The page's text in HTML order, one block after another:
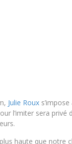
Julie Roux
l’imiter sera privé
haute que notre